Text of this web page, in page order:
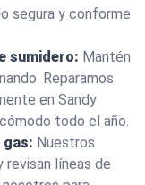
segura y conforme
sumidero: Mantén
Reparamos
en Sandy
todo el año.
gas: Nuestros
revisan líneas de